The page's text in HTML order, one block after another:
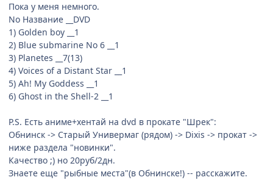
Пока у меня немного.
No Название __DVD
1) Golden boy __1
2) Blue submarine No 6 __1
3) Planetes __7(13)
4) Voices of a Distant Star __1
5) Ah! My Goddess __1
6) Ghost in the Shell-2 __1
P.S. Есть аниме+хентай на dvd в прокате "Шрек":
Обнинск -> Старый Универмаг (рядом) -> Dixis -> прокат ->
ниже раздела "новинки".
Качество ;) но 20руб/2дн.
Знаете еще "рыбные места"(в Обнинске!) -- расскажите.